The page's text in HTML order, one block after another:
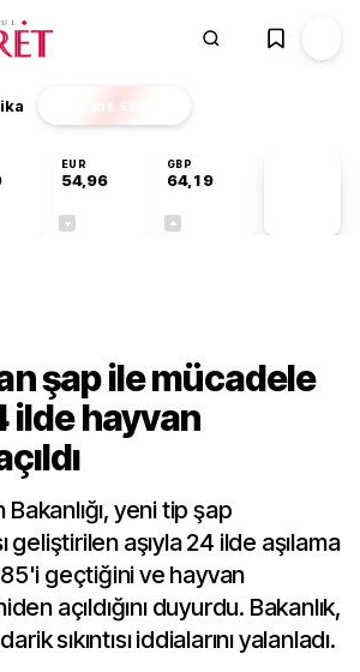
Finans EKSTRA
EUR
54,96
GBP
64,19
şap ile mücadele
ilde hayvan
Bakanlığı, yeni tip şap
geliştirilen aşıyla 24 ilde aşılama
85'i geçtiğini ve hayvan
açıldığını duyurdu. Bakanlık,
sıkıntısı iddialarını yalanladı.